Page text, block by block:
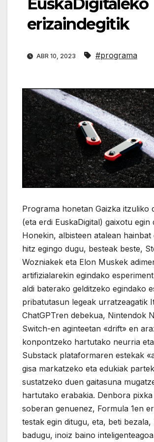
EuskaDigitaleko
erizaindegitik
ABR 10, 2023 #programa
Programa honetan Gaizka itzuliko
(eta erdi EuskaDigital) gaixotu egin
Honekin, albisteen atalean
hitz egingo dugu, besteak beste,
Wozniakek eta Elon Muskek
artifizialarekin egindako
aldi baterako gelditzeko egindako
pribatutasun legeak urratzeagatik
ChatGPTren debekua, Nintendok
Switch-en aginteetan «drift» en
konpontzeko hartutako neurria
Substack plataformaren estekak
gisa markatzeko eta edukiak
sustatzeko duen gaitasuna
hartutako erabakia. Denbora
soberan genuenez, Formula 1en
testak egin ditugu, eta, beti bezala,
badugu, inoiz baino